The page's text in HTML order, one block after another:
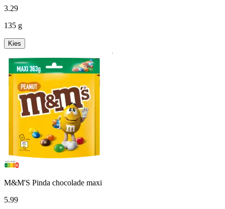
3.29
135 g
Kies
M&M'S Pinda chocolade maxi
5.99